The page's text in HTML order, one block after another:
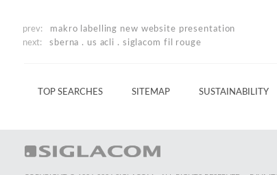
prev: makro labelling new website presentation
next:
sberna . us acli . siglacom fil rouge
TOP SEARCHES SITEMAP SUSTAINABILITY